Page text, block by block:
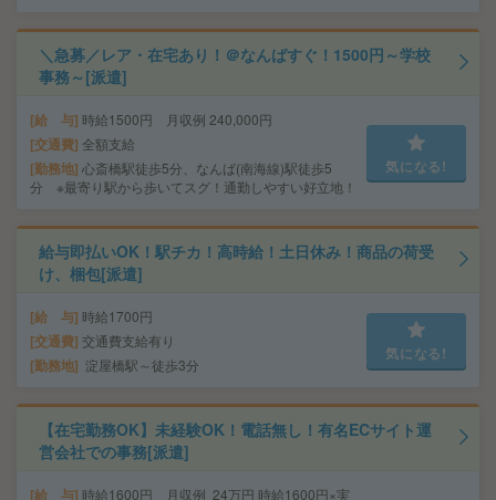
＼急募／レア・在宅あり！＠なんばすぐ！1500円～学校
事務～[派遣]
給 与 時給1500円 月収例 240,000円
交通費 全額支給
勤務地 心斎橋駅徒歩5分、なんば(南海線)駅徒歩5
分 ※最寄り駅から歩いてスグ！通勤しやすい好立地！
気になる!
給与即払いOK！駅チカ！高時給！土日休み！商品の荷受
け、梱包[派遣]
給 与 時給1700円
交通費 交通費支給有り
勤務地 淀屋橋駅～徒歩3分
気になる!
【在宅勤務OK】未経験OK！電話無し！有名ECサイト運
営会社での事務[派遣]
給 与 時給1600円 月収例 24万円 時給1600円×実